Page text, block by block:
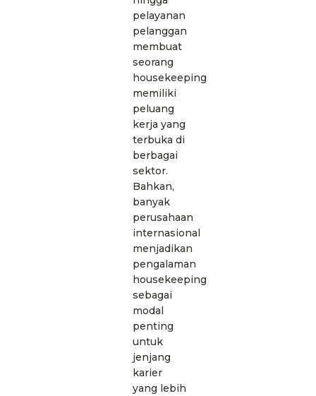
pelayanan
pelanggan
membuat
seorang
housekeeping
memiliki
peluang
kerja yang
terbuka di
berbagai
sektor.
Bahkan,
banyak
perusahaan
internasional
menjadikan
pengalaman
housekeeping
sebagai
modal
penting
untuk
jenjang
karier
yang lebih